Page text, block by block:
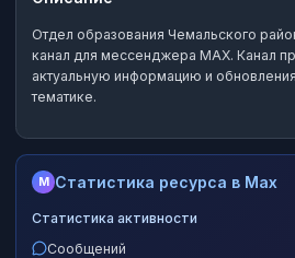
Отдел образования Чемальского
канал для мессенджера MAX. Канал
актуальную информацию и
тематике.
M Статистика ресурса в Max
Статистика активности
Сообщений